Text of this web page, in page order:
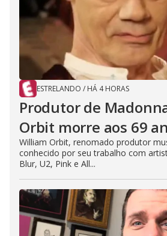
ESTRELANDO / HÁ 4 HORAS
Produtor de
Orbit morre aos 69
William Orbit, renomado produtor
conhecido por seu trabalho com
Blur, U2, Pink e All...